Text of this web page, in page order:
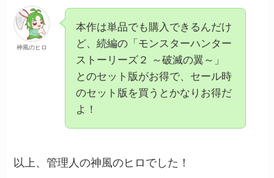
神風のヒロ
本作は単品でも購入できるんだけ
ど、続編の「モンスターハンター
ストーリーズ２ ～破滅の翼～」
とのセット版がお得で、セール時
のセット版を買うとかなりお得だ
よ！
以上、管理人の神風のヒロでした！